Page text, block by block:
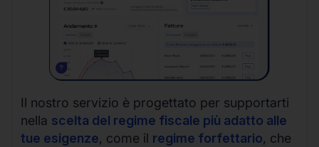
Il nostro servizio è progettato per supportarti
nella scelta del regime fiscale più adatto alle
tue esigenze, come il regime forfettario, che